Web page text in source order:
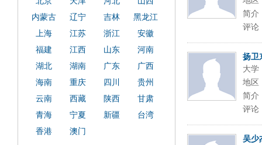
b 9899197996 xca
AAABBBCCCdefine blablaenddefin
e dfbxyzendtemplate dfbCCCBBBAAA
dfb989919
7996x
dfbabctitlexca
dfbmath key98991 methodmulti
ply operand97996xca
dfbsetx9899197996xxca
简介
评论
扬卫
大学
地区
简介
评论
吴少
内蒙古
辽宁 吉林
黑龙江
上海
江苏 浙江
安徽
福建
江西 山东
河南
湖北
湖南 广东
广西
海南
重庆 四川
贵州
云南
西藏 陕西
甘肃
青海
宁夏 新疆
台湾
香港
澳门